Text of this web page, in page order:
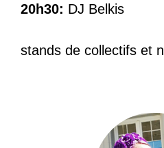
20h30: DJ Belkis
stands de collectifs et